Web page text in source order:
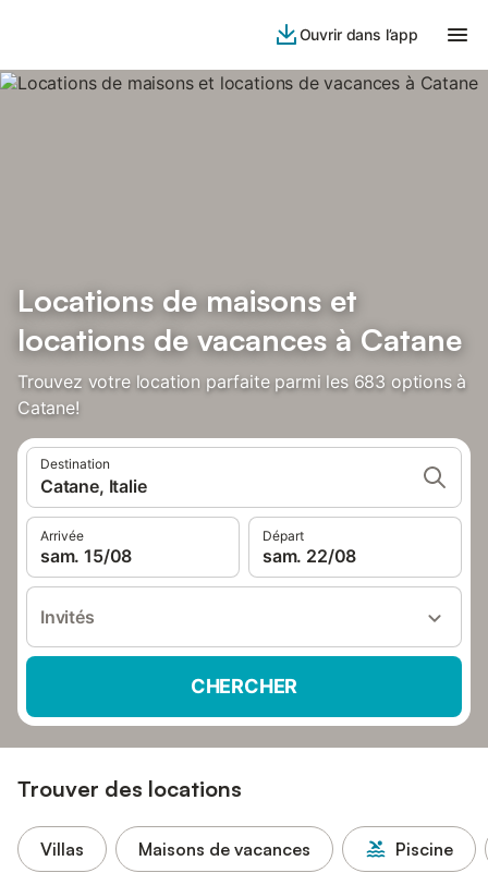
Ouvrir dans l’app
Locations de maisons et
locations de vacances à Catane
Trouvez votre location parfaite parmi les 683 options à
Catane!
Destination
Catane, Italie
Arrivée
sam. 15/08
Départ
sam. 22/08
Invités
CHERCHER
Trouver des locations
Villas Maisons de vacances Piscine